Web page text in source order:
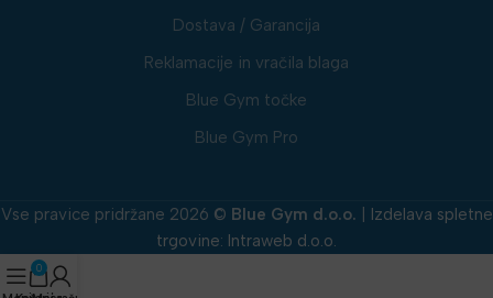
Dostava / Garancija
Reklamacije in vračila blaga
Blue Gym točke
Blue Gym Pro
Vse pravice pridržane 2026 © Blue Gym d.o.o.
Izdelava spletne
trgovine: Intraweb d.o.o.
0